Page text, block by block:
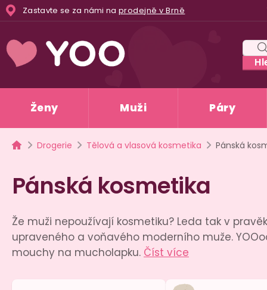
Přejít
na
Zastavte se za námi na prodejně v Brně
Ženy Muži Páry
Domů
Drogerie Tělová a vlasová kosmetika Pánská
Pánská kosmetika
Že muži nepoužívají kosmetiku? Leda tak v
upraveného a voňavého moderního muže.
mouchy na mucholapku. Číst více